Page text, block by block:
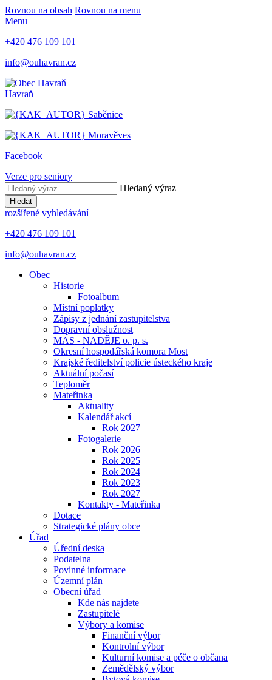
Rovnou na obsah Rovnou na menu
Menu
+420 476 109 101
info@ouhavran.cz
Havraň
Saběnice
Moravěves
Facebook
Verze pro seniory
Hledaný výraz
Hledat
rozšířené vyhledávání
+420 476 109 101
info@ouhavran.cz
Obec
Historie
Fotoalbum
Místní poplatky
Zápisy z jednání zastupitelstva
Dopravní obslužnost
MAS - NADĚJE o. p. s.
Okresní hospodářská komora Most
Krajské ředitelství policie ústeckého kraje
Aktuální počasí
Teploměr
Mateřinka
Aktuality
Kalendář akcí
Rok 2027
Fotogalerie
Rok 2026
Rok 2025
Rok 2024
Rok 2023
Rok 2027
Kontakty - Mateřinka
Dotace
Strategické plány obce
Úřad
Úřední deska
Podatelna
Povinné informace
Územní plán
Obecní úřad
Kde nás najdete
Zastupitelé
Výbory a komise
Finanční výbor
Kontrolní výbor
Kulturní komise a péče o občana
Zemědělský výbor